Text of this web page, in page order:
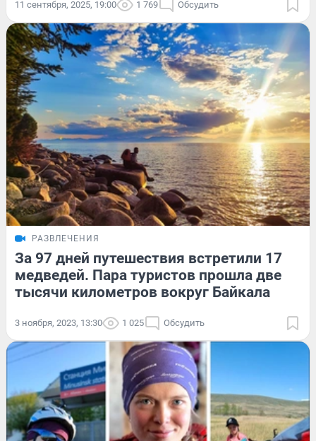
11 сентября, 2025, 19:00 1 769 Обсудить
РАЗВЛЕЧЕНИЯ
За 97 дней путешествия встретили 17
медведей. Пара туристов прошла две
тысячи километров вокруг Байкала
3 ноября, 2023, 13:30 1 025 Обсудить